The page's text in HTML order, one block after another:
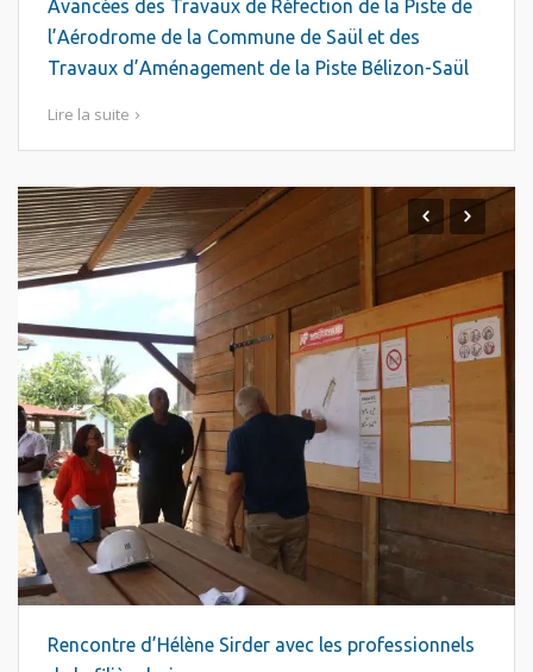
Avancées des Travaux de Réfection de la Piste de
l’Aérodrome de la Commune de Saül et des
Travaux d’Aménagement de la Piste Bélizon-Saül
Lire la suite
Rencontre d’Hélène Sirder avec les professionnels